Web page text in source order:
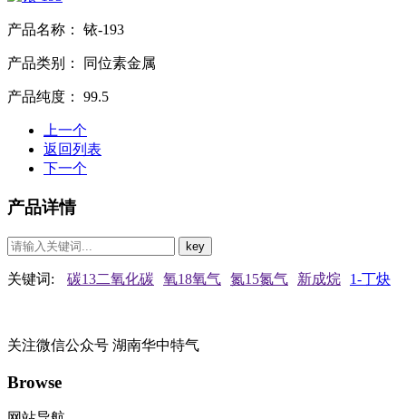
产品名称： 铱-193
产品类别： 同位素金属
产品纯度： 99.5
上一个
返回列表
下一个
产品详情
关键词: 碳13二氧化碳 氧18氧气 氮15氮气 新成烷 1-丁炔
关注微信公众号 湖南华中特气
Browse